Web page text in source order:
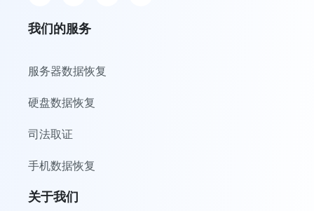
我们的服务
服务器数据恢复
硬盘数据恢复
司法取证
手机数据恢复
关于我们